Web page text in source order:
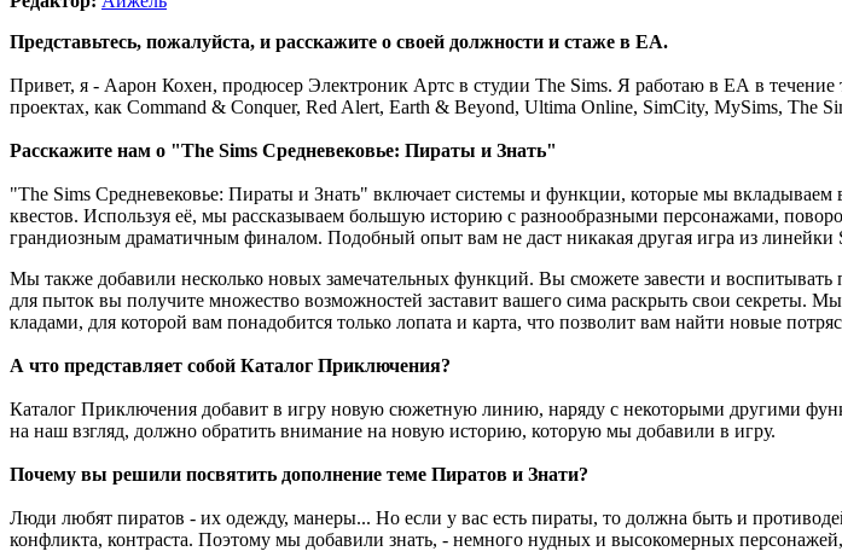
Представьтесь, пожалуйста, и расскажите о своей должности и стаже в ЕА.
Привет, я - Аарон Кохен, продюсер Электроник Артс в студии The Sims. Я работаю в ЕА в течение
проектах, как Command & Conquer, Red Alert, Earth & Beyond, Ultima Online, SimCity, MySims, The
Расскажите нам о "The Sims Средневековье: Пираты и Знать"
"The Sims Средневековье: Пираты и Знать" включает системы и функции, которые мы вкладываем
квестов. Используя её, мы рассказываем большую историю с разнообразными персонажами,
грандиозным драматичным финалом. Подобный опыт вам не даст никакая другая игра из линейки
Мы также добавили несколько новых замечательных функций. Вы сможете завести и
для пыток вы получите множество возможностей заставит вашего сима раскрыть свои секреты.
кладами, для которой вам понадобится только лопата и карта, что позволит вам найти новые
А что представляет собой Каталог Приключения?
Каталог Приключения добавит в игру новую сюжетную линию, наряду с некоторыми другими
на наш взгляд, должно обратить внимание на новую историю, которую мы добавили в игру.
Почему вы решили посвятить дополнение теме Пиратов и Знати?
Люди любят пиратов - их одежду, манеры... Но если у вас есть пираты, то должна быть и
конфликта, контраста. Поэтому мы добавили знать, - немного нудных и высокомерных